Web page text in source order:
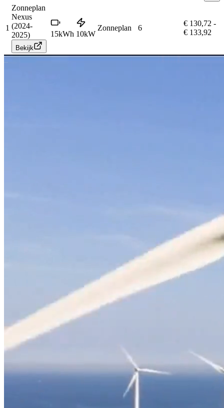
1
Zonneplan
Nexus
(2024-
2025)
Bekijk
15kWh 10kW
Zonneplan 6
€ 130,72 -
€ 133,92